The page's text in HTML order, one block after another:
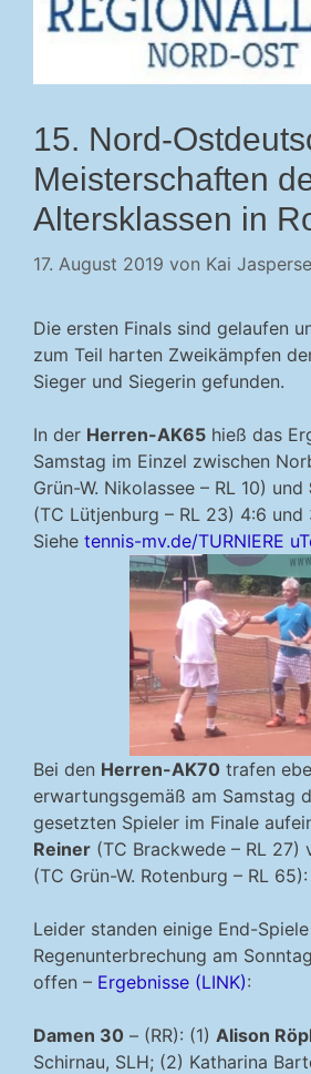
15. Nord-
Meisterschaften
Altersklassen in
17. August 2019 von Kai
Die ersten Finals sind gelaufen
zum Teil harten Zweikämpfen
Sieger und Siegerin gefunden.
In der Herren-AK65 hieß das
Samstag im Einzel zwischen
Grün-W. Nikolassee – RL 10) und
(TC Lütjenburg – RL 23) 4:6 und
Siehe tennis-mv.de/TURNIERE
Bei den Herren-AK70 trafen
erwartungsgemäß am Samstag
gesetzten Spieler im Finale
Reiner (TC Brackwede – RL 27)
(TC Grün-W. Rotenburg – RL
Leider standen einige End-
Regenunterbrechung am
offen – Ergebnisse (LINK):
Damen 30 – (RR): (1) Alison
Schirnau, SLH; (2) Katharina